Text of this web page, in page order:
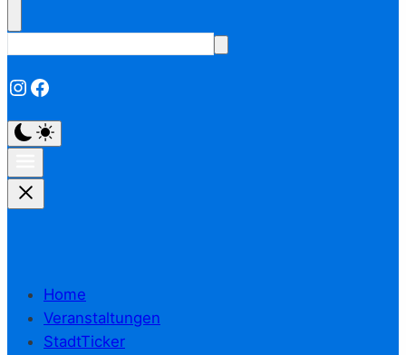
Instagram
Facebook
Home
Veranstaltungen
StadtTicker